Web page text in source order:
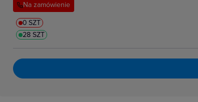
Na zamówienie
0 SZT
28 SZT